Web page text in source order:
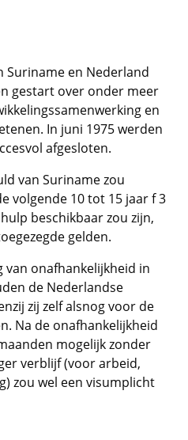
Suriname en Nederland
gestart over onder meer
en
In juni 1975 werden
afgesloten.
van Suriname zou
volgende 10 tot 15 jaar f 3
beschikbaar zou zijn,
gelden.
van onafhankelijkheid in
de Nederlandse
zij zelf alsnog voor de
Na de onafhankelijkheid
mogelijk zonder
verblijf (voor arbeid,
zou wel een visumplicht